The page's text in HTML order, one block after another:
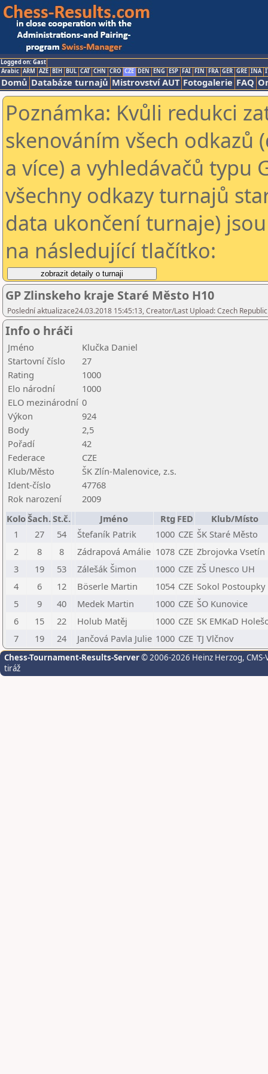
Logged on: Gast
Arabic ARM AZE BIH BUL CAT CHN CRO CZE DEN ENG ESP FAI FIN FRA GER GRE INA
Domů Databáze turnajů Mistrovství AUT Fotogalerie FAQ
Poznámka: Kvůli redukci
skenováním všech odkazů
a více) a vyhledávačů typu
všechny odkazy turnajů
data ukončení turnaje)
na následující tlačítko:
GP Zlinskeho kraje Staré Město H10
Poslední aktualizace24.03.2018 15:45:13, Creator/Last Upload: Czech
Info o hráči
Jméno
Klučka Daniel
Startovní číslo
27
Rating
1000
Elo národní
1000
ELO mezinárodní 0
Výkon
924
Body
2,5
Pořadí
42
Federace
CZE
Klub/Město
ŠK Zlín-Malenovice, z.s.
Ident-číslo
47768
Rok narození
2009
KoloŠach.St.č. Jméno Rtg FED
Klub/Místo
1
27 54 Štefaník Patrik 1000 CZE ŠK Staré Město
2
8 8 Zádrapová Amálie 1078 CZE Zbrojovka Vsetín
3
19 53 Zálešák Šimon 1000 CZE ZŠ Unesco UH
4
6 12 Böserle Martin 1054 CZE Sokol Postoupky
5
9 40 Medek Martin 1000 CZE ŠO Kunovice
6
15 22 Holub Matěj 1000 CZE SK EMKaD
7
19 24 Jančová Pavla Julie 1000 CZE TJ Vlčnov
Chess-Tournament-Results-Server© 2006-2026 Heinz Herzog,
tiráž